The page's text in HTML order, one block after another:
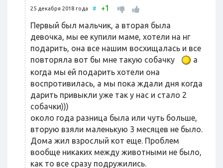
25 декабря 2018 года # +1
Первый был мальчик, а вторая была
девочка, мы ее купили маме, хотели на нг
подарить, она все нашим восхищалась и все
повторяла вот бы мне такую собачку
а
когда мы ей подарить хотели она
воспротивилась, а мы пока ждали дня когда
дарить привыкли уже так у нас и стало 2
собачки)))
около года разница была или чуть больше,
вторую взяли маленькую 3 месяцев не было.
Дома жил взрослый кот еще. Проблем
вообще никаких между животными не было,
как то все сразу подружились.